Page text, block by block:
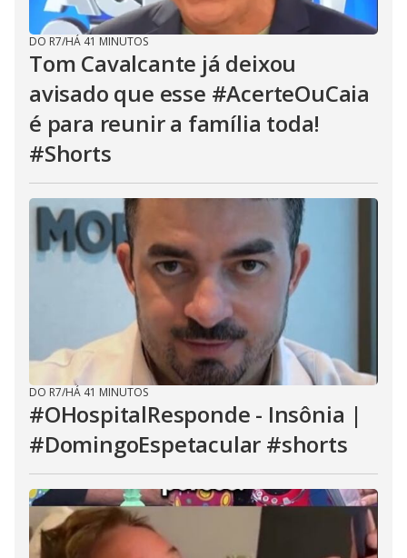
DO R7/HÁ 41 MINUTOS
Tom Cavalcante já deixou
avisado que esse #AcerteOuCaia
é para reunir a família toda!
#Shorts
DO R7/HÁ 41 MINUTOS
#OHospitalResponde - Insônia |
#DomingoEspetacular #shorts